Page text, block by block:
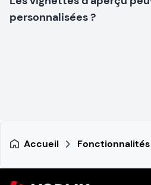
personnalisées ?
Accueil Fonctionnalités